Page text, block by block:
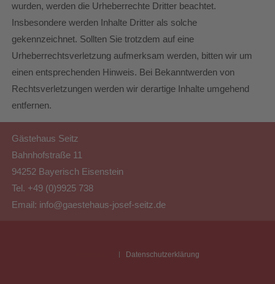
wurden, werden die Urheberrechte Dritter beachtet.
Insbesondere werden Inhalte Dritter als solche
gekennzeichnet. Sollten Sie trotzdem auf eine
Urheberrechtsverletzung aufmerksam werden, bitten wir um
einen entsprechenden Hinweis. Bei Bekanntwerden von
Rechtsverletzungen werden wir derartige Inhalte umgehend
entfernen.
Gästehaus Seitz
Bahnhofstraße 11
94252 Bayerisch Eisenstein
Tel. +49 (0)9925 738
Email: info@gaestehaus-josef-seitz.de
Datenschutzerklärung